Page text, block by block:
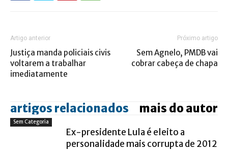
Artigo anterior
Justiça manda policiais civis
voltarem a trabalhar
imediatamente
Próximo artigo
Sem Agnelo, PMDB vai
cobrar cabeça de chapa
artigos relacionados mais do autor
Sem Categoria
Ex-presidente Lula é eleito a
personalidade mais corrupta de 2012